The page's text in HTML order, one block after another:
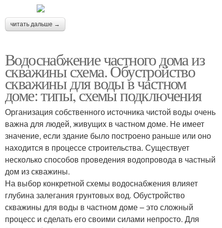
читать дальше →
Водоснабжение частного дома из
скважины схема. Обустройство
скважины для воды в частном
доме: типы, схемы подключения
Организация собственного источника чистой воды очень
важна для людей, живущих в частном доме. Не имеет
значение, если здание было построено раньше или оно
находится в процессе строительства. Существует
несколько способов проведения водопровода в частный
дом из скважины.
На выбор конкретной схемы водоснабжения влияет
глубина залегания грунтовых вод. Обустройство
скважины для воды в частном доме – это сложный
процесс и сделать его своими силами непросто. Для